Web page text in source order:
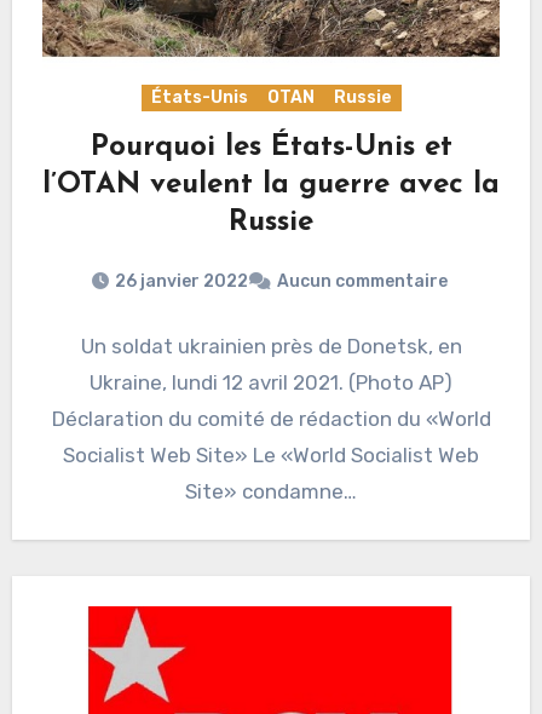
États-Unis OTAN Russie
Pourquoi les États-Unis et
l’OTAN veulent la guerre avec la
Russie
26 janvier 2022 Aucun commentaire
Un soldat ukrainien près de Donetsk, en
Ukraine, lundi 12 avril 2021. (Photo AP)
Déclaration du comité de rédaction du «World
Socialist Web Site» Le «World Socialist Web
Site» condamne…